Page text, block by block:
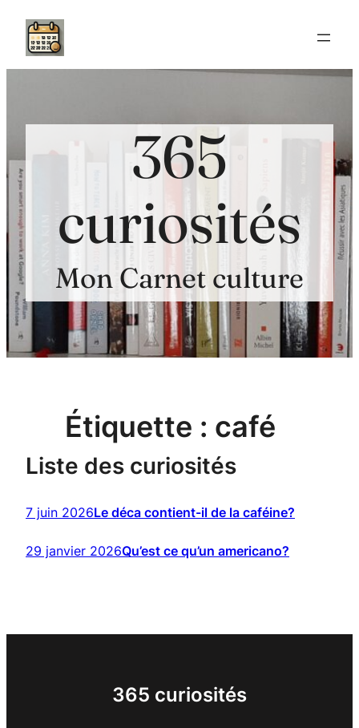
Aller
contenu
365
curiosités
Mon Carnet culture
Étiquette : café
Liste des curiosités
7 juin 2026Le déca contient-il de la caféine?
29 janvier 2026Qu’est ce qu’un americano?
365 curiosités